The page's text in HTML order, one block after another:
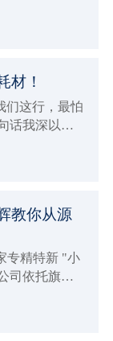
等风险。
材！
们这行，最怕
话我深以为
的地方，提
教你从源
专精特新 "小
司依托旗下
流程检测验